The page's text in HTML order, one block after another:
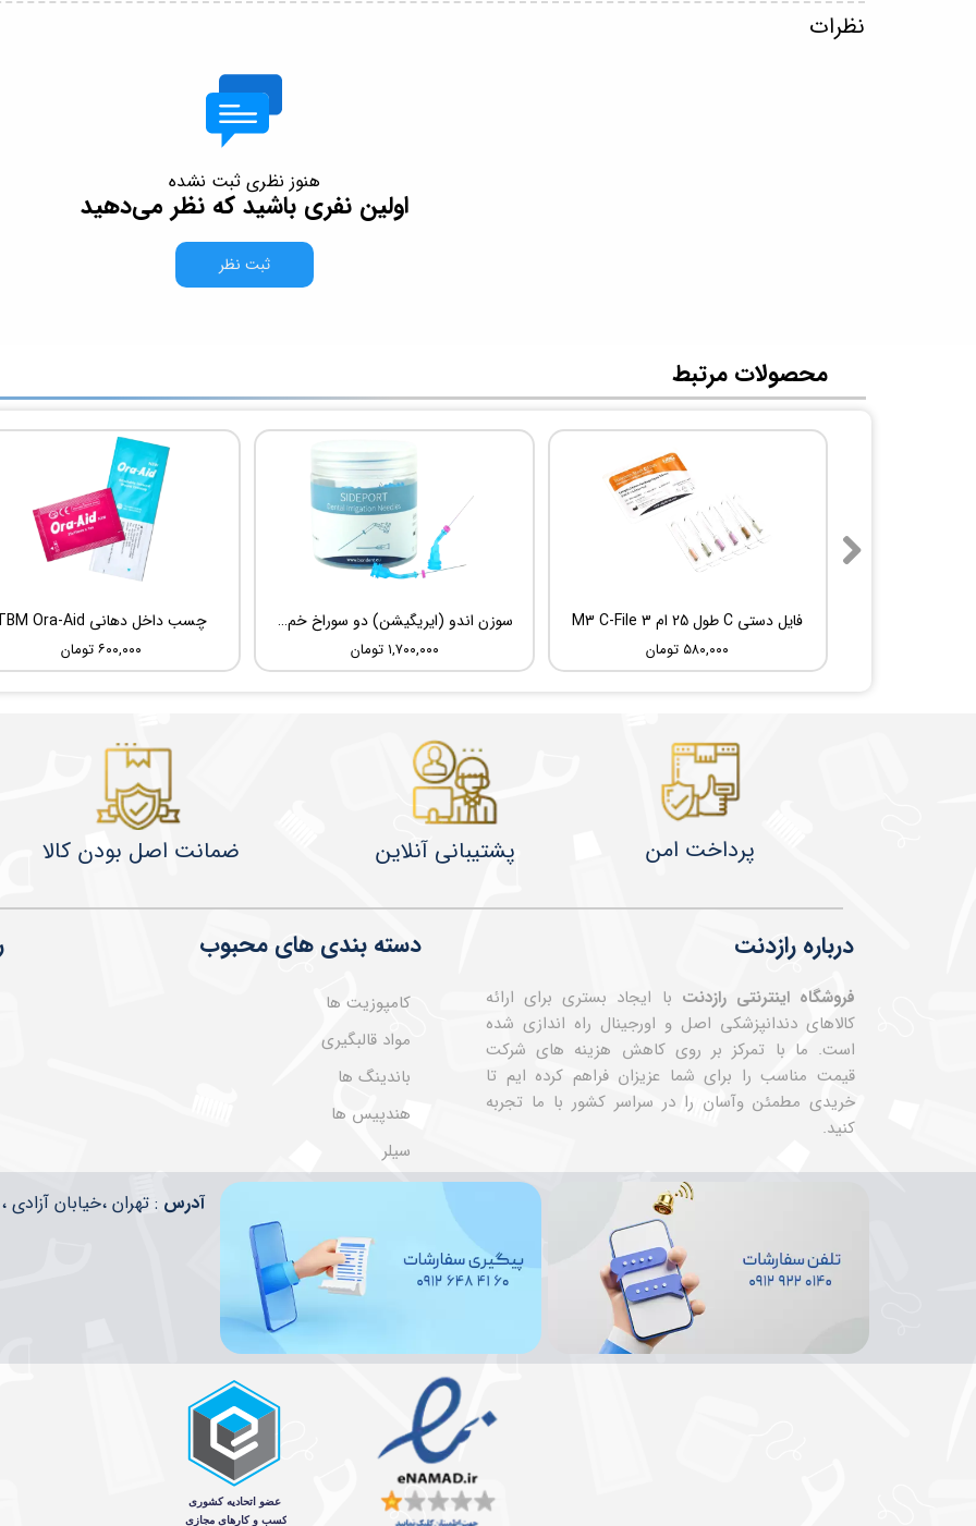
نظرات
هنوز نظری ثبت نشده
اولین نفری باشید که نظر می‌دهید
ثبت نظر
چسب داخل دهانی TBM Ora-Aid
۶۰۰,۰۰۰ تومان
سوزن اندو (ایریگیشن) دو سوراخ خم شونده UDG Sideport
۱,۷۰۰,۰۰۰ تومان
فایل دستی C طول 25 ام 3 M3 C-File
۵۸۰,۰۰۰ تومان
​محصولات مرتبط
درباره رازدنت
فروشگاه اینترنتی رازدنت با ایجاد بستری برای ارائه
کالاهای دندانپزشکی اصل و اورجینال راه اندازی شده
است. ما با تمرکز بر روی کاهش هزینه های شرکت
قیمت مناسب را برای شما عزیزان فراهم کرده ایم تا
خریدی مطمئن وآسان را در سراسر کشور با ما تجربه
کنید.
دسته بندی های محبوب
کامپوزیت ها
مواد قالبگیری
باندینگ ها
هندپیس ها
سیلر
​​آدرس : تهران ،خیابان آزادی ،
ضمانت اصل بودن کالا پشتیبانی آنلاین پرداخت امن